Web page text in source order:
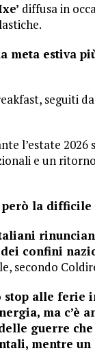
diffusa in
meta estiva
seguiti
l’estate
e un
però la
confini
secondo
stop alle ferie
ma c’è
guerre
mentre